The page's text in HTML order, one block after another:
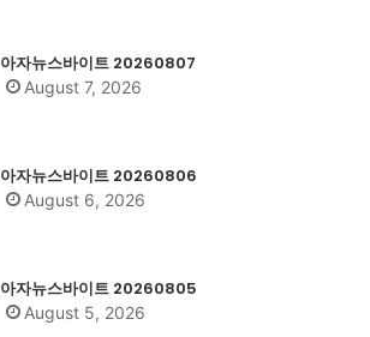
아자뉴스바이트 20260807
August 7, 2026
아자뉴스바이트 20260806
August 6, 2026
아자뉴스바이트 20260805
August 5, 2026